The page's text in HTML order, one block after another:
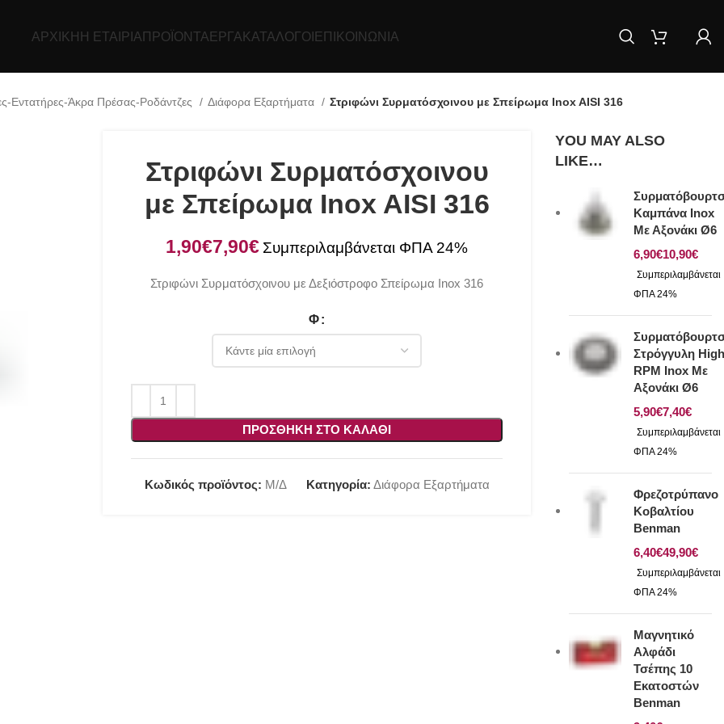
ΑΡΧΙΚΉ Η ΕΤΑΙΡΊΑ ΠΡΟΪΌΝΤΑ ΕΡΓΑ ΚΑΤΆΛΟΓΟΙ ΕΠΙΚΟΙΝΩΝΊΑ
Εντατήρες-Άκρα Πρέσας-Ροδάντζες Διάφορα Εξαρτήματα Στριφώνι Συρματόσχοινου με Σπείρωμα Inox AISI 316
Στριφώνι Συρματόσχοινου
με Σπείρωμα Inox AISI 316
€ €
Στριφώνι Συρματόσχοινου με Δεξιόστροφο Σπείρωμα Inox 316
Φ
ΠΡΟΣΘΉΚΗ ΣΤΟ ΚΑΛΆΘΙ
Κωδικός προϊόντος: Μ/Δ Κατηγορία: Διάφορα Εξαρτήματα
YOU MAY ALSO
LIKE…
Καμπάνα Inox
Με Αξονάκι Ø6
€
€
Στρόγγυλη High
RPM Inox Με
Αξονάκι Ø6
€
€
Φρεζοτρύπανο
Κοβαλτίου
Benman
€
€
Μαγνητικό
Αλφάδι
Τσέπης 10
Εκατοστών
Benman